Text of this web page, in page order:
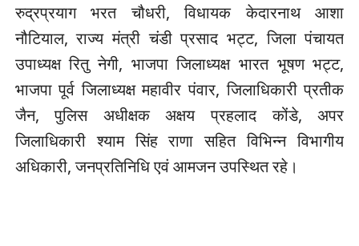
रुद्रप्रयाग भरत चौधरी, विधायक केदारनाथ आशा
नौटियाल, राज्य मंत्री चंडी प्रसाद भट्ट, जिला पंचायत
उपाध्यक्ष रितु नेगी, भाजपा जिलाध्यक्ष भारत भूषण भट्ट,
भाजपा पूर्व जिलाध्यक्ष महावीर पंवार, जिलाधिकारी प्रतीक
जैन, पुलिस अधीक्षक अक्षय प्रहलाद कोंडे, अपर
जिलाधिकारी श्याम सिंह राणा सहित विभिन्न विभागीय
अधिकारी, जनप्रतिनिधि एवं आमजन उपस्थित रहे।